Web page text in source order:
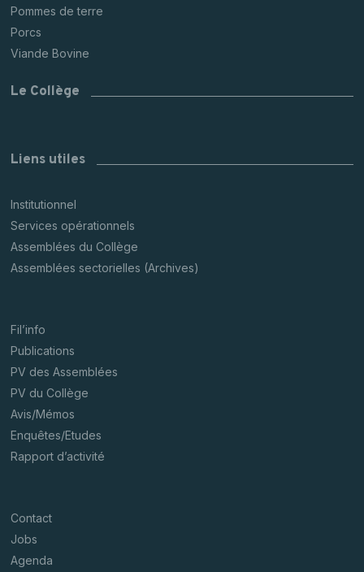
Pommes de terre
Porcs
Viande Bovine
Le Collège
Liens utiles
Institutionnel
Services opérationnels
Assemblées du Collège
Assemblées sectorielles (Archives)
Fil’info
Publications
PV des Assemblées
PV du Collège
Avis/Mémos
Enquêtes/Etudes
Rapport d’activité
Contact
Jobs
Agenda